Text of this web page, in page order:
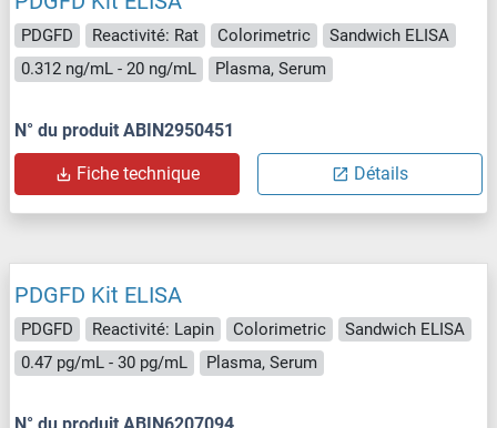
PDGFD Reactivité: Rat Colorimetric
Sandwich ELISA
0.312 ng/mL - 20 ng/mL
Plasma, Serum
N° du produit ABIN2950451
Fiche technique Détails
PDGFD Kit ELISA
PDGFD Reactivité: Lapin Colorimetric
Sandwich ELISA
0.47 pg/mL - 30 pg/mL
Plasma, Serum